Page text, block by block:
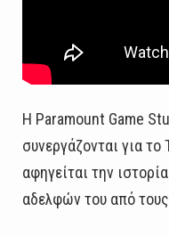
Η Paramount Game
συνεργάζονται για
αφηγείται την
αδελφών του από